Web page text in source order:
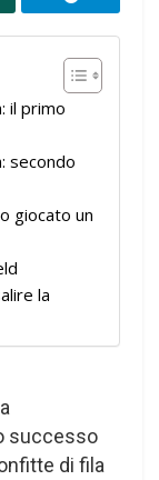
il primo
secondo
giocato un
la
successo
di fila